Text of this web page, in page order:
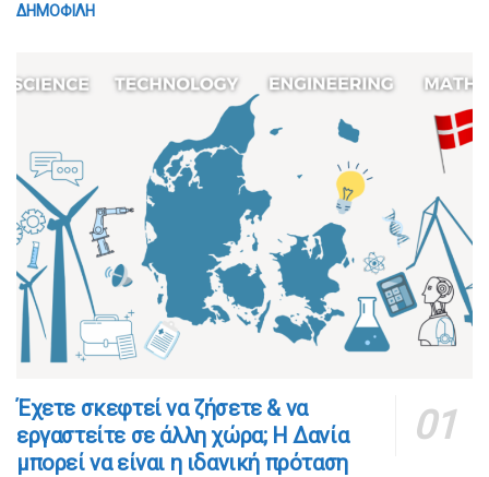
ΔΗΜΟΦΙΛΗ
​​Έχετε σκεφτεί να ζήσετε & να
εργαστείτε σε άλλη χώρα; Η Δανία
μπορεί να είναι η ιδανική πρόταση